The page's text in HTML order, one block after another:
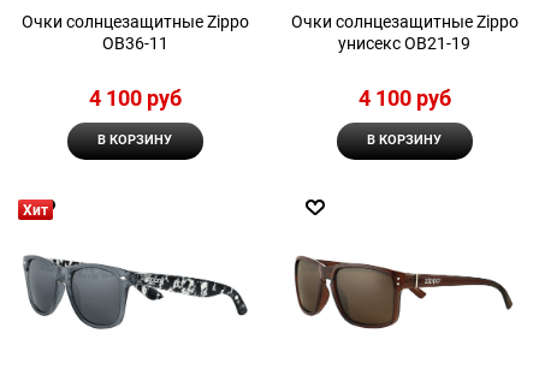
Очки солнцезащитные Zippo
OB36-11
4 100 руб
В КОРЗИНУ
Очки солнцезащитные Zippo
унисекс OB21-19
4 100 руб
В КОРЗИНУ
Хит